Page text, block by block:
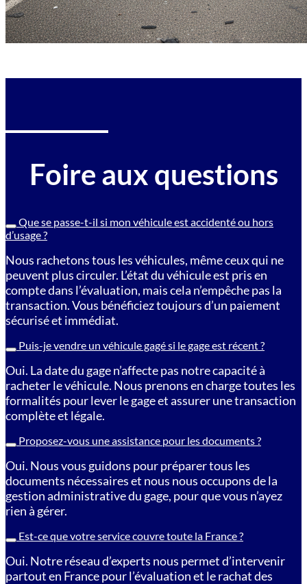
Foire aux questions
Que se passe-t-il si mon véhicule est accidenté ou hors
d’usage ?
Nous rachetons tous les véhicules, même ceux qui ne
peuvent plus circuler. L’état du véhicule est pris en
compte dans l’évaluation, mais cela n’empêche pas la
transaction. Vous bénéficiez toujours d’un paiement
sécurisé et immédiat.
Puis-je vendre un véhicule gagé si le gage est récent ?
Oui. La date du gage n’affecte pas notre capacité à
racheter le véhicule. Nous prenons en charge toutes les
formalités pour lever le gage et assurer une transaction
complète et légale.
Proposez-vous une assistance pour les documents ?
Oui. Nous vous guidons pour préparer tous les
documents nécessaires et nous nous occupons de la
gestion administrative du gage, pour que vous n’ayez
rien à gérer.
Est-ce que votre service couvre toute la France ?
Oui. Notre réseau d’experts nous permet d’intervenir
partout en France pour l’évaluation et le rachat des